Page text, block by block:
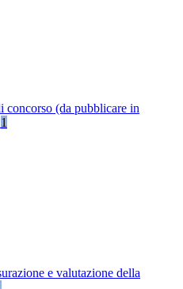
concorso (da pubblicare in
1
e valutazione della